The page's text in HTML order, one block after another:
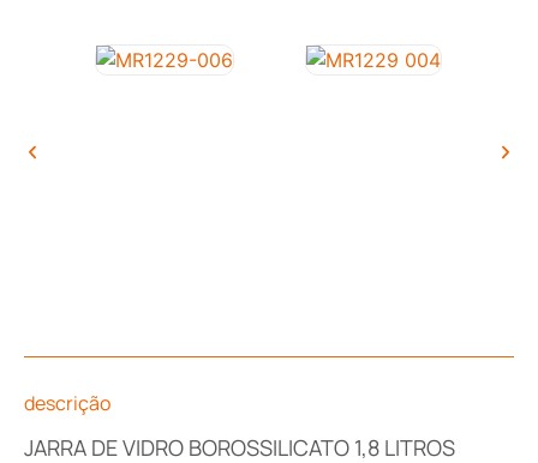
descrição
JARRA DE VIDRO BOROSSILICATO 1,8 LITROS